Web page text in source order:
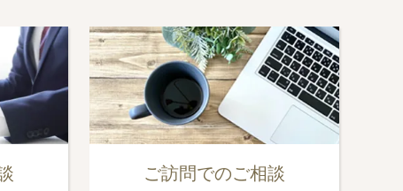
ご訪問でのご相談